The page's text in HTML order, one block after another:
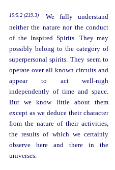
19:5.2 (219.3)
We fully understand
neither the nature nor the conduct
of the Inspired Spirits. They may
possibly belong to the category of
superpersonal spirits. They seem to
operate over all known circuits and
appear to act well-nigh
independently of time and space.
But we know little about them
except as we deduce their character
from the nature of their activities,
the results of which we certainly
observe here and there in the
universes.